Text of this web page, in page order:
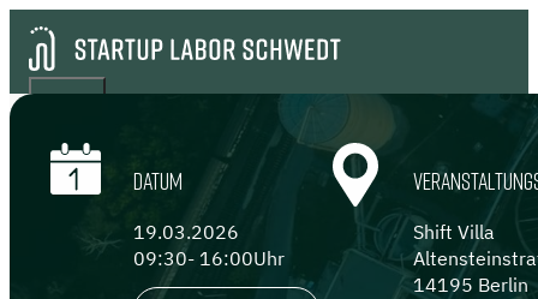
DATUM
19.03.2026
09:30- 16:00Uhr
Shift Villa
14195 Berlin